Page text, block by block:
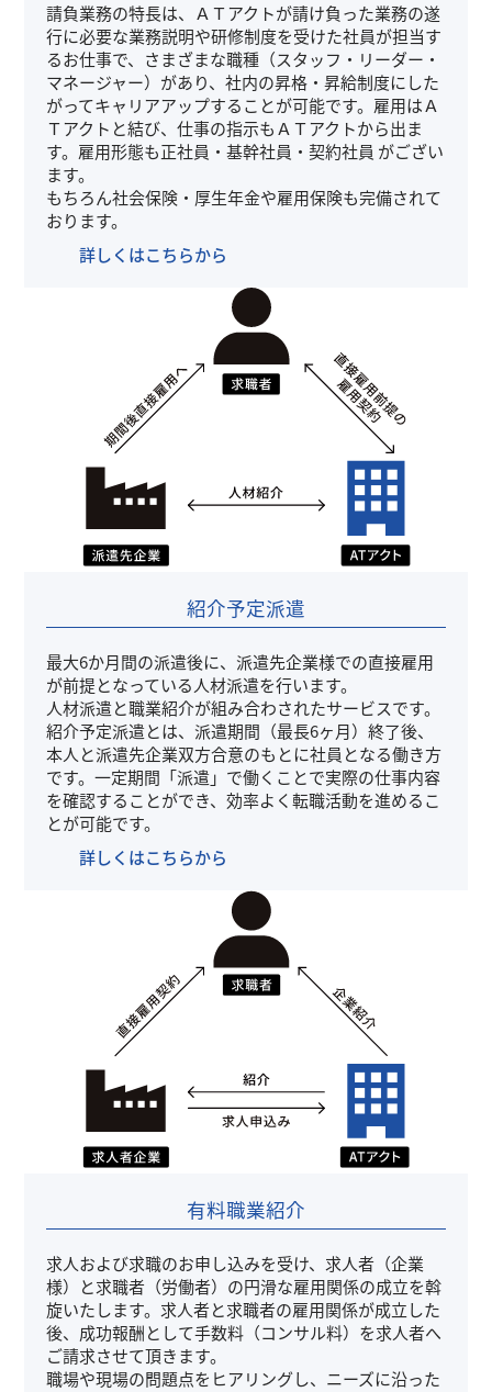
請負業務の特長は、ＡＴアクトが請け負った業務の遂
行に必要な業務説明や研修制度を受けた社員が担当す
るお仕事で、さまざまな職種（スタッフ・リーダー・
マネージャー）があり、社内の昇格・昇給制度にした
がってキャリアアップすることが可能です。雇用はＡ
Ｔアクトと結び、仕事の指示もＡＴアクトから出ま
す。雇用形態も正社員・基幹社員・契約社員 がござい
ます。
もちろん社会保険・厚生年金や雇用保険も完備されて
おります。
詳しくはこちらから
紹介予定派遣
最大6か月間の派遣後に、派遣先企業様での直接雇用
が前提となっている人材派遣を行います。
人材派遣と職業紹介が組み合わされたサービスです。
紹介予定派遣とは、派遣期間（最長6ヶ月）終了後、
本人と派遣先企業双方合意のもとに社員となる働き方
です。一定期間「派遣」で働くことで実際の仕事内容
を確認することができ、効率よく転職活動を進めるこ
とが可能です。
詳しくはこちらから
有料職業紹介
求人および求職のお申し込みを受け、求人者（企業
様）と求職者（労働者）の円滑な雇用関係の成立を斡
旋いたします。求人者と求職者の雇用関係が成立した
後、成功報酬として手数料（コンサル料）を求人者へ
ご請求させて頂きます。
職場や現場の問題点をヒアリングし、ニーズに沿った